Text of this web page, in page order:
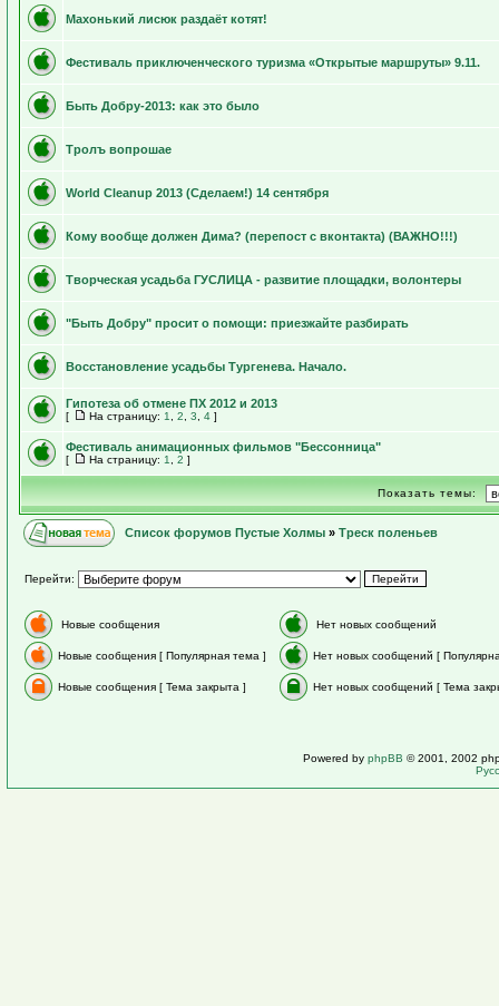
Махонький лисюк раздаёт котят!
Фестиваль приключенческого туризма «Открытые маршруты» 9.11.
Быть Добру-2013: как это было
Тролъ вопрошае
World Cleanup 2013 (Сделаем!) 14 сентября
Кому вообще должен Дима? (перепост с вконтакта) (ВАЖНО!!!)
Творческая усадьба ГУСЛИЦА - развитие площадки, волонтеры
"Быть Добру" просит о помощи: приезжайте разбирать
Восстановление усадьбы Тургенева. Начало.
Гипотеза об отмене ПХ 2012 и 2013
[ На страницу: 1 2 3 4 ]
Фестиваль анимационных фильмов "Бессонница"
[ На страницу: 1 2 ]
Показать темы:
Список форумов Пустые Холмы » Треск поленьев
Перейти:
Новые сообщения Нет новых сообщений
Новые сообщения [ Популярная тема ] Нет новых сообщений [
Новые сообщения [ Тема закрыта ] Нет новых сообщений [ Тема
Powered by phpBB © 2001, 2002